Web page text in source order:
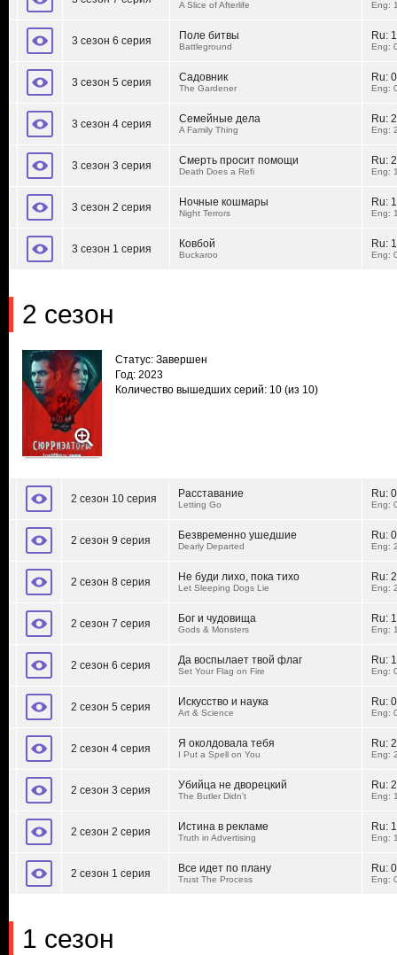
A Slice of Afterlife Eng:
3 сезон 6 серия Поле битвы
Battleground
Ru:
Eng:
3 сезон 5 серия Садовник
The Gardener
Ru:
Eng:
3 сезон 4 серия Семейные дела
A Family Thing
Ru:
Eng:
3 сезон 3 серия Смерть просит помощи
Death Does a Refi
Ru:
Eng:
3 сезон 2 серия Ночные кошмары
Night Terrors
Ru:
Eng:
3 сезон 1 серия Ковбой
Buckaroo
Ru:
Eng:
2 сезон
Статус: Завершен
Год: 2023
Количество вышедших серий: 10 (из 10)
2 сезон 10 серия Расставание
Letting Go
Ru:
Eng:
2 сезон 9 серия Безвременно ушедшие
Dearly Departed
Ru:
Eng:
2 сезон 8 серия Не буди лихо, пока тихо
Let Sleeping Dogs Lie
Ru:
Eng:
2 сезон 7 серия Бог и чудовища
Gods & Monsters
Ru:
Eng:
2 сезон 6 серия Да воспылает твой флаг
Set Your Flag on Fire
Ru:
Eng:
2 сезон 5 серия Искусство и наука
Art & Science
Ru:
Eng:
2 сезон 4 серия Я околдовала тебя
I Put a Spell on You
Ru:
Eng:
2 сезон 3 серия Убийца не дворецкий
The Butler Didn't
Ru:
Eng:
2 сезон 2 серия Истина в рекламе
Truth in Advertising
Ru:
Eng:
2 сезон 1 серия Все идет по плану
Trust The Process
Ru:
Eng:
1 сезон